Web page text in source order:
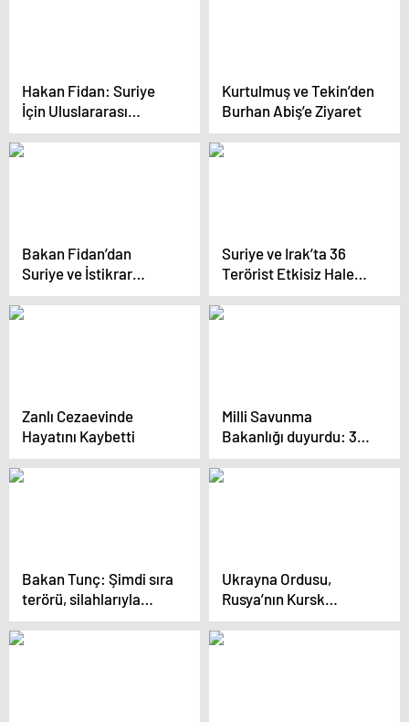
Hakan Fidan: Suriye
İçin Uluslararası
Destek Çağrısı
Kurtulmuş ve Tekin’den
Burhan Abiş’e Ziyaret
Bakan Fidan’dan
Suriye ve İstikrar
Vurgusu
Suriye ve Irak’ta 36
Terörist Etkisiz Hale
Getirildi
Zanlı Cezaevinde
Hayatını Kaybetti
Milli Savunma
Bakanlığı duyurdu: 36
terörist etkisiz hale
getirildi
Bakan Tunç: Şimdi sıra
terörü, silahlarıyla
beraber tarihe
gömmekte
Ukrayna Ordusu,
Rusya’nın Kursk
Bölgesine Saldırıya
Geçti